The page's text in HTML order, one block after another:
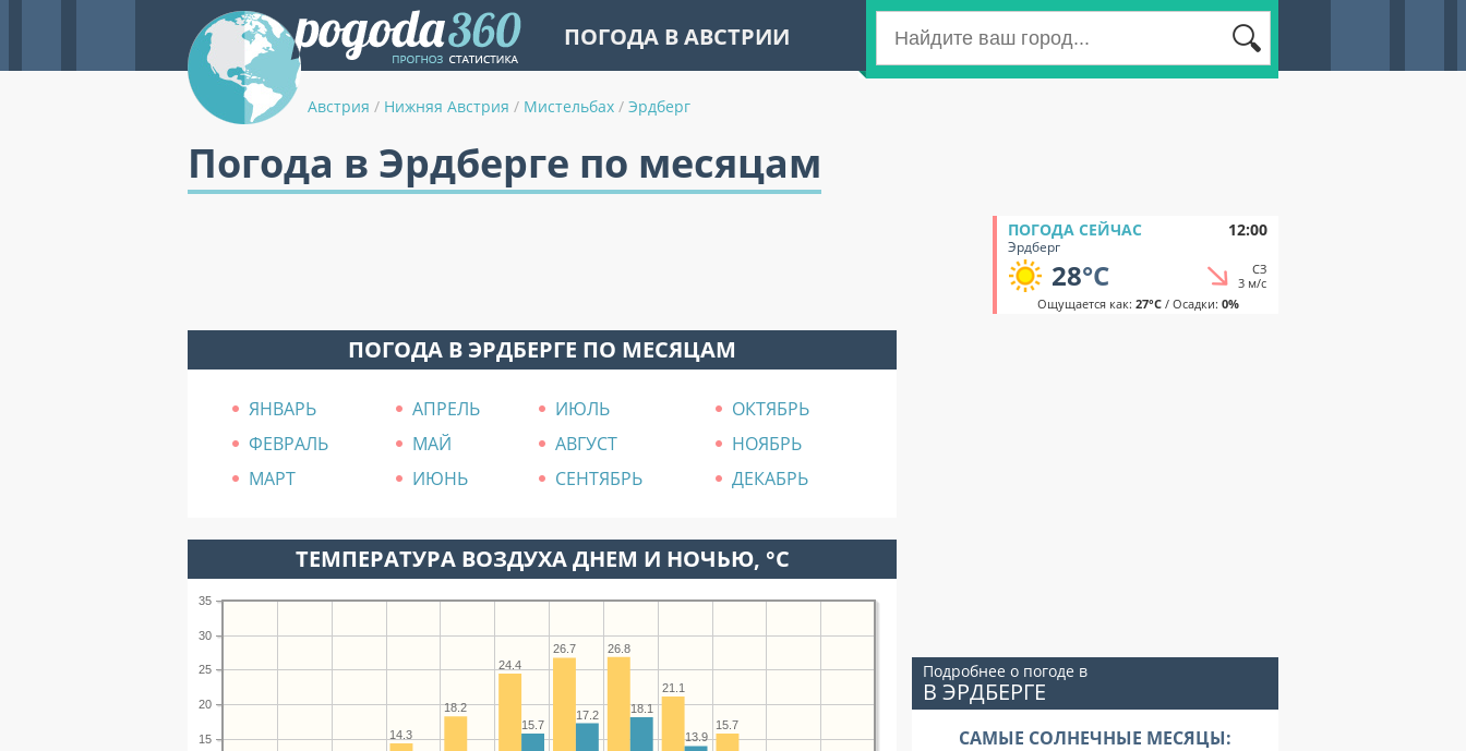
ПОГОДА В АВСТРИИ
Австрия / Нижняя Австрия / Мистельбах / Эрдберг
Погода в Эрдберге по месяцам
ПОГОДА СЕЙЧАС 12:00
Эрдберг
28°C
СЗ
3 м/с
Ощущается как: 27°C/ Осадки: 0%
ПОГОДА В ЭРДБЕРГЕ ПО МЕСЯЦАМ
ЯНВАРЬ АПРЕЛЬ ИЮЛЬ
ОКТЯБРЬ
ФЕВРАЛЬ
МАЙ АВГУСТ
НОЯБРЬ
МАРТ
ИЮНЬ СЕНТЯБРЬ ДЕКАБРЬ
ТЕМПЕРАТУРА ВОЗДУХА ДНЕМ И НОЧЬЮ, °C
15
20
25
30
35
15.7
21.1
26.8
26.7
24.4
18.2
14.3 13.9
18.1
17.2
15.7
Подробнее о погоде в
В ЭРДБЕРГЕ
САМЫЕ СОЛНЕЧНЫЕ МЕСЯЦЫ: